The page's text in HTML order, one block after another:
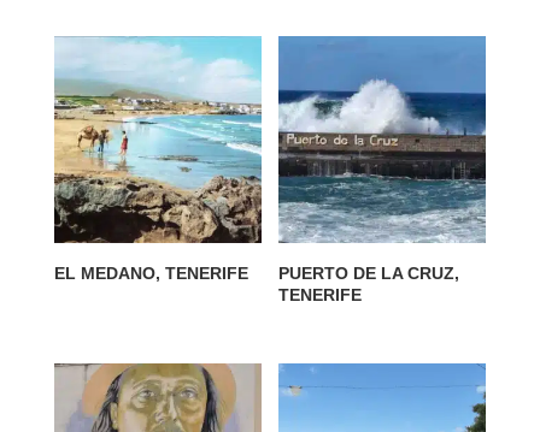
EL MEDANO, TENERIFE
PUERTO DE LA CRUZ,
TENERIFE